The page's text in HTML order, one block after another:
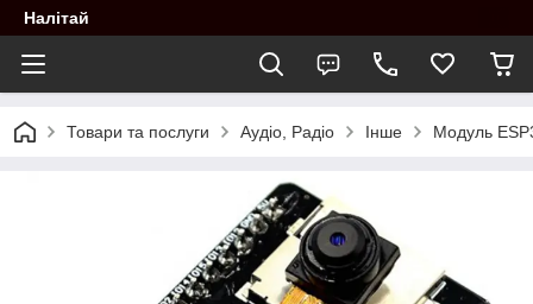
Налітай
Товари та послуги Аудіо, Радіо Інше Модуль